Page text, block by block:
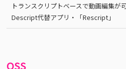
トランスクリプトベースで動画編集が
Descript代替アプリ・「Rescript」
OSS